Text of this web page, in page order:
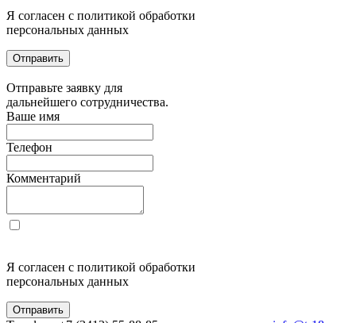
Я согласен с политикой обработки
персональных данных
Отправить
Отправьте заявку для
дальнейшего сотрудничества.
Ваше имя
Телефон
Комментарий
Я согласен с политикой обработки
персональных данных
Отправить